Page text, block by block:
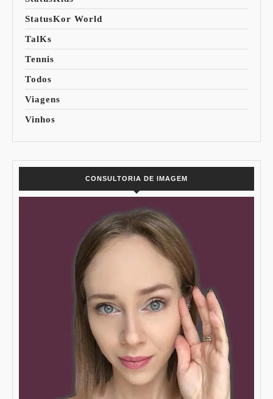
StatusKor World
TalKs
Tennis
Todos
Viagens
Vinhos
CONSULTORIA DE IMAGEM